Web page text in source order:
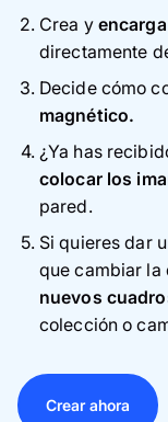
Crea y encarga
directamente
Decide cómo
magnético.
¿Ya has
colocar los
pared.
Si quieres dar
que cambiar la
nuevos
colección o
Crear ahora